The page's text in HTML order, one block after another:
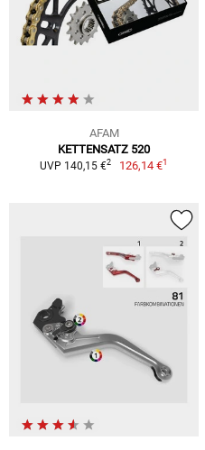
AFAM
KETTENSATZ 520
UVP 140,15 €2 126,14 €1